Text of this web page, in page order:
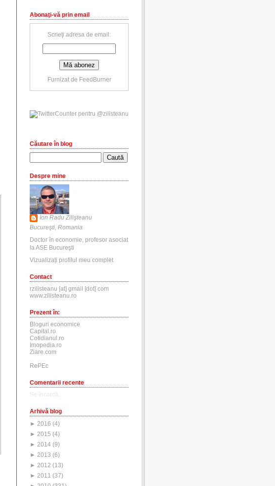
Abonaţi-vă prin email
Scrieţi adresa de email:
Furnizat de FeedBurner
Căutare în blog
Despre mine
Ion Radu Zilişteanu
Bucureşti, Romania
Doctor în economie, profesor asociat
la ASE Bucureşti
Vizualizați profilul meu complet
Contact
rzilisteanu [at] gmail [dot] com
www.zilisteanu.ro
Prezent în:
Bloguri economice
Capital.ro
Cotidianul.ro
Imopedia.ro
Ziare.com
RePEc
Comentarii recente
Se încarcă...
Arhivă blog
► 2016 (4)
► 2015 (4)
► 2014 (9)
► 2013 (6)
► 2012 (13)
► 2011 (37)